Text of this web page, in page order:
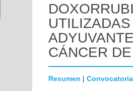
CÁNCER
Resumen | Convocatoria